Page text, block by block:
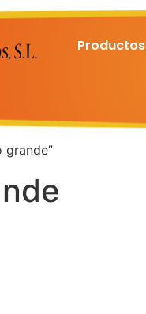
Productos
grande”